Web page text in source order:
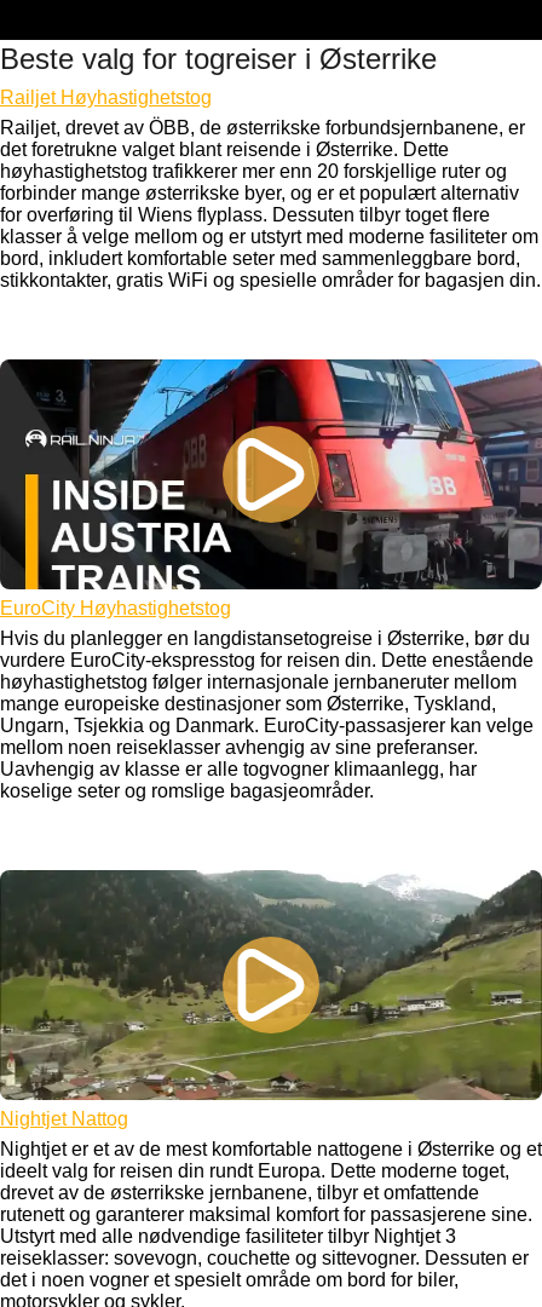
Beste valg for togreiser i Østerrike
Railjet Høyhastighetstog
Railjet, drevet av ÖBB, de østerrikske forbundsjernbanene, er
det foretrukne valget blant reisende i Østerrike. Dette
høyhastighetstog trafikkerer mer enn 20 forskjellige ruter og
forbinder mange østerrikske byer, og er et populært alternativ
for overføring til Wiens flyplass. Dessuten tilbyr toget flere
klasser å velge mellom og er utstyrt med moderne fasiliteter om
bord, inkludert komfortable seter med sammenleggbare bord,
stikkontakter, gratis WiFi og spesielle områder for bagasjen din.
EuroCity Høyhastighetstog
Hvis du planlegger en langdistansetogreise i Østerrike, bør du
vurdere EuroCity-ekspresstog for reisen din. Dette enestående
høyhastighetstog følger internasjonale jernbaneruter mellom
mange europeiske destinasjoner som Østerrike, Tyskland,
Ungarn, Tsjekkia og Danmark. EuroCity-passasjerer kan velge
mellom noen reiseklasser avhengig av sine preferanser.
Uavhengig av klasse er alle togvogner klimaanlegg, har
koselige seter og romslige bagasjeområder.
Nightjet Nattog
Nightjet er et av de mest komfortable nattogene i Østerrike og et
ideelt valg for reisen din rundt Europa. Dette moderne toget,
drevet av de østerrikske jernbanene, tilbyr et omfattende
rutenett og garanterer maksimal komfort for passasjerene sine.
Utstyrt med alle nødvendige fasiliteter tilbyr Nightjet 3
reiseklasser: sovevogn, couchette og sittevogner. Dessuten er
det i noen vogner et spesielt område om bord for biler,
motorsykler og sykler.